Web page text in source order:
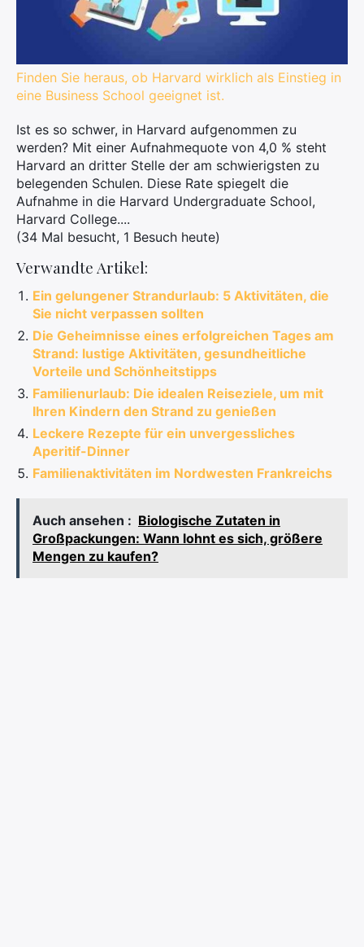
Finden Sie heraus, ob Harvard wirklich als Einstieg in
eine Business School geeignet ist.
Ist es so schwer, in Harvard aufgenommen zu
werden? Mit einer Aufnahmequote von 4,0 % steht
Harvard an dritter Stelle der am schwierigsten zu
belegenden Schulen. Diese Rate spiegelt die
Aufnahme in die Harvard Undergraduate School,
Harvard College....
(34 Mal besucht, 1 Besuch heute)
Verwandte Artikel:
Ein gelungener Strandurlaub: 5 Aktivitäten, die
Sie nicht verpassen sollten
Die Geheimnisse eines erfolgreichen Tages am
Strand: lustige Aktivitäten, gesundheitliche
Vorteile und Schönheitstipps
Familienurlaub: Die idealen Reiseziele, um mit
Ihren Kindern den Strand zu genießen
Leckere Rezepte für ein unvergessliches
Aperitif-Dinner
Familienaktivitäten im Nordwesten Frankreichs
Auch ansehen : Biologische Zutaten in
Großpackungen: Wann lohnt es sich, größere
Mengen zu kaufen?